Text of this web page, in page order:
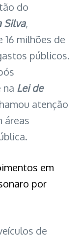
do
Silva,
16 milhões de
públicos.
na Lei de
atenção
áreas
em
por
de